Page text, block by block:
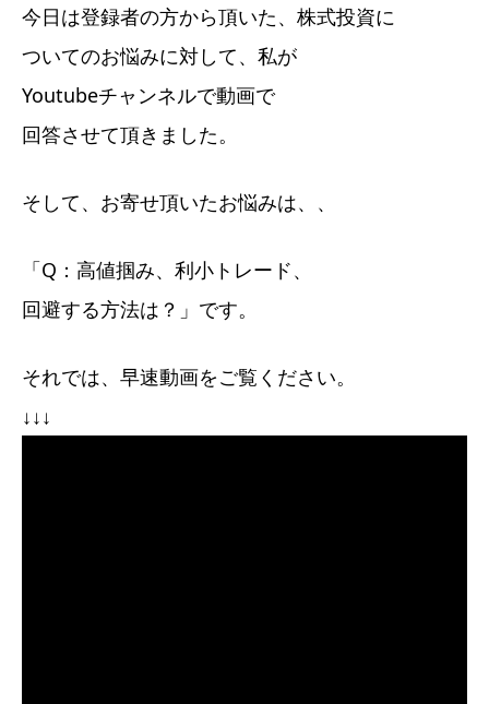
今日は登録者の方から頂いた、株式投資に
ついてのお悩みに対して、私が
Youtubeチャンネルで動画で
回答させて頂きました。
そして、お寄せ頂いたお悩みは、、
「Q：高値掴み、利小トレード、
回避する方法は？」です。
それでは、早速動画をご覧ください。
↓↓↓